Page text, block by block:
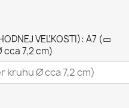
VEĽKOSTI): A7 (▭
cca 7,2 cm)